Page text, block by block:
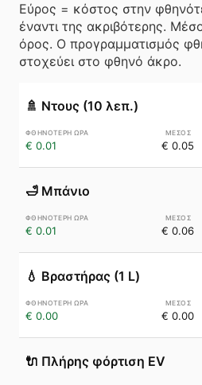
Εύρος = κόστος στην
έναντι της ακριβότερης.
όρος. Ο προγραμματισμός
στοχεύει στο φθηνό άκρο.
🚿 Ντους (10 λεπ.)
€ 0.01 € 0.05
🛁 Μπάνιο
€ 0.01 € 0.06
💧 Βραστήρας (1 L)
€ 0.00 € 0.00
🔌 Πλήρης φόρτιση EV